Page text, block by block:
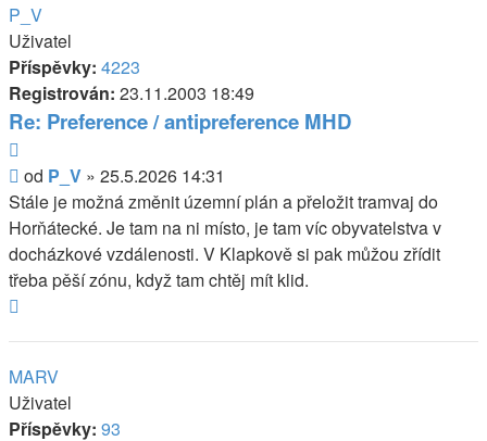
P_V
Uživatel
Příspěvky: 4223
Registrován: 23.11.2003 18:49
Re: Preference / antipreference MHD
Příspěvek
od P_V » 25.5.2026 14:31
Stále je možná změnit územní plán a přeložit tramvaj do
Horňátecké. Je tam na ni místo, je tam víc obyvatelstva v
docházkové vzdálenosti. V Klapkově si pak můžou zřídit
třeba pěší zónu, když tam chtěj mít klid.
MARV
Uživatel
Příspěvky: 93